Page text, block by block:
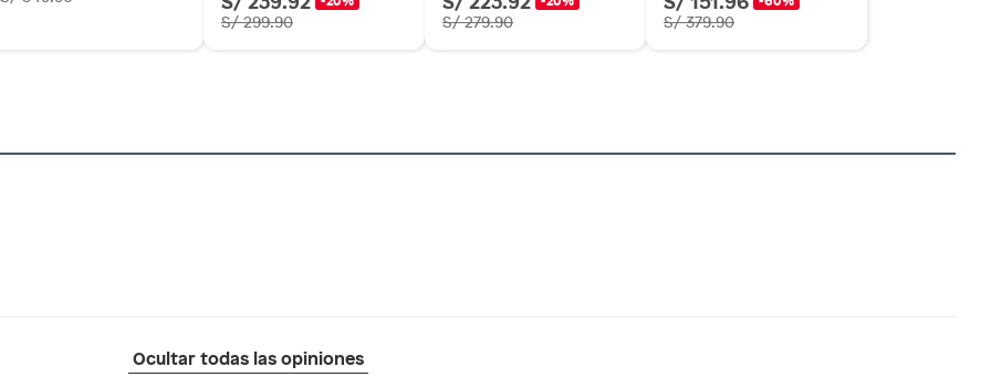
S/ 299.90 S/ 279.90 S/ 379.90
Ocultar todas las opiniones